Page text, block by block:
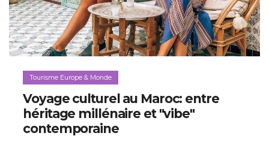
Tourisme Europe & Monde
Voyage culturel au Maroc: entre
héritage millénaire et "vibe"
contemporaine